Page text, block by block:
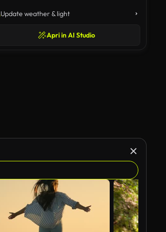
Update weather & light
Apri in AI Studio